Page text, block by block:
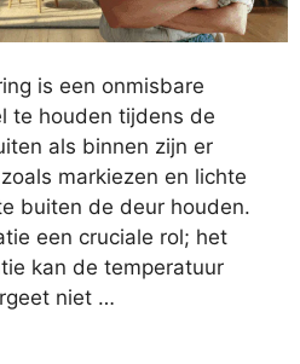
is een onmisbare
te houden tijdens de
als binnen zijn er
markiezen en lichte
buiten de deur houden.
een cruciale rol; het
kan de temperatuur
niet …